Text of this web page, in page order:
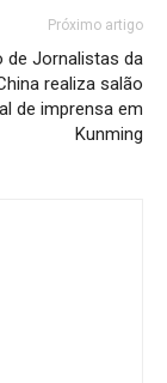
Próximo artigo
de Jornalistas da
realiza salão
de imprensa em
Kunming